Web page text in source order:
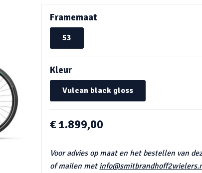
Framemaat
53
Kleur
Vulcan black gloss
€ 1.899,00
Voor advies op maat en het bestellen van
of mailen met